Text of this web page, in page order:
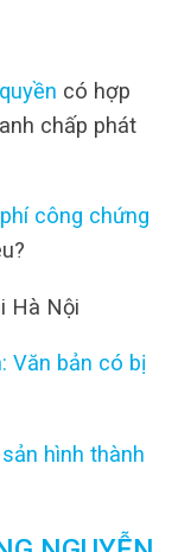
có hợp
chấp phát
phí công chứng
Hà Nội
Văn bản có bị
hình thành